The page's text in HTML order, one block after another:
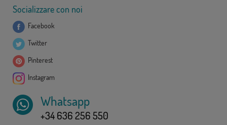
Socializzare con noi
Facebook
Twitter
Pinterest
Instagram
Whatsapp
+34 636 256 550